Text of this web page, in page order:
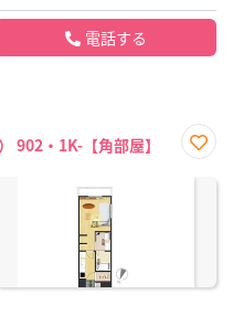
電話する
902・1K-【角部屋】
に入